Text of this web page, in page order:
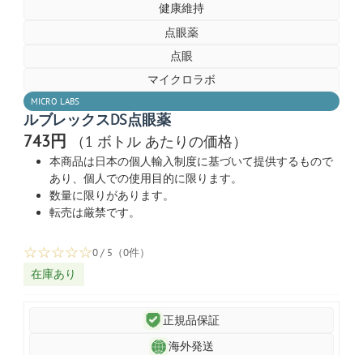
健康維持
点眼薬
点眼
マイクロラボ
MICRO LABS
ルブレックスDS点眼薬
743円 （1 ボトル あたりの価格）
本商品は日本の個人輸入制度に基づいて提供するもので
あり、個人での使用目的に限ります。
数量に限りがあります。
転売は厳禁です。
☆☆☆☆☆0 / 5（0件）
在庫あり
正規品保証
海外発送